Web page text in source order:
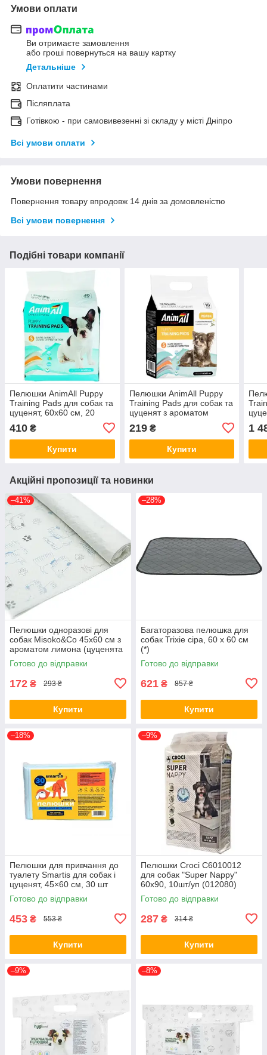
Умови оплати
Ви отримаєте замовлення
або гроші повернуться на вашу картку
Детальніше
Оплатити частинами
Післяплата
Готівкою - при самовивезенні зі складу у місті Дніпро
Всі умови оплати
Умови повернення
Повернення товару впродовж 14 днів за домовленістю
Всі умови повернення
Подібні товари компанії
Пелюшки AnimAll Puppy
Training Pads для собак та
цуценят, 60х60 см, 20
410 ₴
Купити
Пелюшки AnimAll Puppy
Training Pads для собак та
цуценят з ароматом
штук
219₴
Купити
1
Акційні пропозиції та новинки
–41%
Пелюшки одноразові для
собак Misoko&Co 45х60 см з
ароматом лимона (цуценята
та лапки) 10 штук (63058)
Готово до відправки
172 ₴ 293 ₴
Купити
–28%
Багаторазова пелюшка для
собак Trixie сіра, 60 х 60 см
(*)
Готово до відправки
621 ₴ 857 ₴
Купити
–18%
Пелюшки для привчання до
туалету Smartis для собак і
цуценят, 45×60 см, 30 шт
Готово до відправки
453 ₴ 553 ₴
Купити
–9%
Пелюшки Croci C6010012
для собак "Super Nappy"
60х90, 10шт/уп (012080)
Готово до відправки
287 ₴ 314 ₴
Купити
–9% –8%